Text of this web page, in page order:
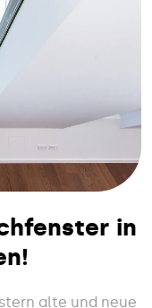
in
alte und neue